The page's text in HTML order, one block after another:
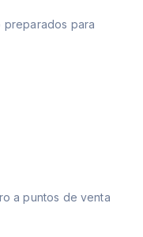
preparados para
a puntos de venta